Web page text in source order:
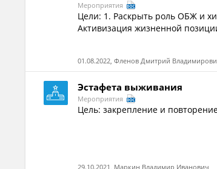
Мероприятия
Цели: 1. Раскрыть роль ОБЖ и
Активизация жизненной
01.08.2022, Фленов Дмитрий
Эстафета выживания
Мероприятия
Цель: закрепление и
29.10.2021, Маркин Владимир Иванович